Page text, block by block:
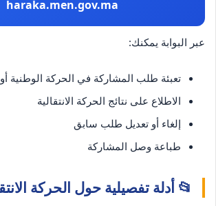
haraka.men.gov.ma
عبر البوابة يمكنك:
تعبئة طلب المشاركة في الحركة الوطنية أو
الاطلاع على نتائج الحركة الانتقالية
إلغاء أو تعديل طلب سابق
طباعة وصل المشاركة
📂 أدلة تفصيلية حول الحركة